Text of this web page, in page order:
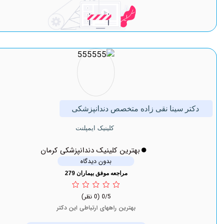
سینا نقی زاده متخصص دندانپزشکی
کلینیک ایمپلنت
بهترین کلینیک دندانپزشکی کرمان
بدون دیدگاه
مراجعه موفق بیماران 279
بهترین راههای ارتباطی این دکتر